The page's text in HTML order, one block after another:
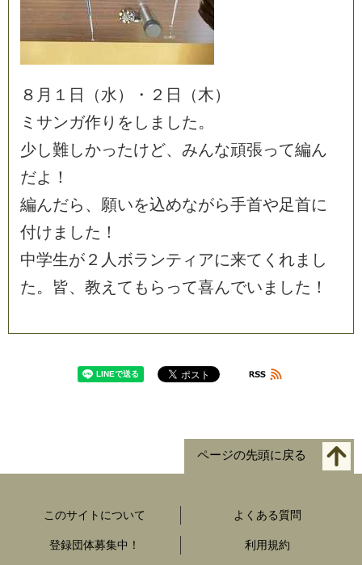
８ 月 １ 日 （水） ・ ２ 日 （木）
ミ サンガ作り を し ま した。
少し難しかったけど、 みんな頑張って編ん
だよ ！
編んだら 、 願いを込めながら手首や足首に
付け ま した ！
中学生が ２ 人 ボラ ンテ ィ アに来て く れま し
た。 皆、 教え て も ら って喜んでい ま した ！
ページの先頭に戻る
このサイトについて よくある質問
登録団体募集中！ 利用規約